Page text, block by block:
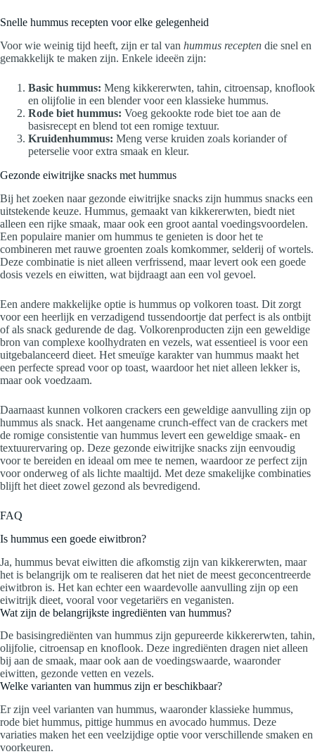
Snelle hummus recepten voor elke gelegenheid
Voor wie weinig tijd heeft, zijn er tal van hummus recepten die snel en
gemakkelijk te maken zijn. Enkele ideeën zijn:
Basic hummus: Meng kikkererwten, tahin, citroensap, knoflook
en olijfolie in een blender voor een klassieke hummus.
Rode biet hummus: Voeg gekookte rode biet toe aan de
basisrecept en blend tot een romige textuur.
Kruidenhummus: Meng verse kruiden zoals koriander of
peterselie voor extra smaak en kleur.
Gezonde eiwitrijke snacks met hummus
Bij het zoeken naar gezonde eiwitrijke snacks zijn hummus snacks een
uitstekende keuze. Hummus, gemaakt van kikkererwten, biedt niet
alleen een rijke smaak, maar ook een groot aantal voedingsvoordelen.
Een populaire manier om hummus te genieten is door het te
combineren met rauwe groenten zoals komkommer, selderij of wortels.
Deze combinatie is niet alleen verfrissend, maar levert ook een goede
dosis vezels en eiwitten, wat bijdraagt aan een vol gevoel.
Een andere makkelijke optie is hummus op volkoren toast. Dit zorgt
voor een heerlijk en verzadigend tussendoortje dat perfect is als ontbijt
of als snack gedurende de dag. Volkorenproducten zijn een geweldige
bron van complexe koolhydraten en vezels, wat essentieel is voor een
uitgebalanceerd dieet. Het smeuïge karakter van hummus maakt het
een perfecte spread voor op toast, waardoor het niet alleen lekker is,
maar ook voedzaam.
Daarnaast kunnen volkoren crackers een geweldige aanvulling zijn op
hummus als snack. Het aangename crunch-effect van de crackers met
de romige consistentie van hummus levert een geweldige smaak- en
textuurervaring op. Deze gezonde eiwitrijke snacks zijn eenvoudig
voor te bereiden en ideaal om mee te nemen, waardoor ze perfect zijn
voor onderweg of als lichte maaltijd. Met deze smakelijke combinaties
blijft het dieet zowel gezond als bevredigend.
FAQ
Is hummus een goede eiwitbron?
Ja, hummus bevat eiwitten die afkomstig zijn van kikkererwten, maar
het is belangrijk om te realiseren dat het niet de meest geconcentreerde
eiwitbron is. Het kan echter een waardevolle aanvulling zijn op een
eiwitrijk dieet, vooral voor vegetariërs en veganisten.
Wat zijn de belangrijkste ingrediënten van hummus?
De basisingrediënten van hummus zijn gepureerde kikkererwten, tahin,
olijfolie, citroensap en knoflook. Deze ingrediënten dragen niet alleen
bij aan de smaak, maar ook aan de voedingswaarde, waaronder
eiwitten, gezonde vetten en vezels.
Welke varianten van hummus zijn er beschikbaar?
Er zijn veel varianten van hummus, waaronder klassieke hummus,
rode biet hummus, pittige hummus en avocado hummus. Deze
variaties maken het een veelzijdige optie voor verschillende smaken en
voorkeuren.